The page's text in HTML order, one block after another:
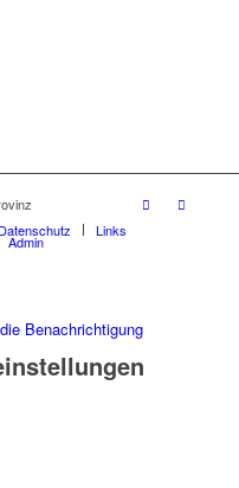
Links
Admin
Benachrichtigung